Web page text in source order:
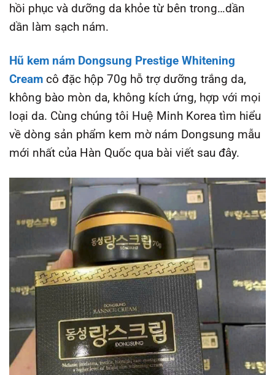
hồi phục và dưỡng da khỏe từ bên trong…dần
dần làm sạch nám.
Hũ kem nám Dongsung Prestige Whitening
Cream cô đặc hộp 70g hỗ trợ dưỡng trắng da,
không bào mòn da, không kích ứng, hợp với mọi
loại da. Cùng chúng tôi Huệ Minh Korea tìm hiểu
về dòng sản phẩm kem mờ nám Dongsung mẫu
mới nhất của Hàn Quốc qua bài viết sau đây.